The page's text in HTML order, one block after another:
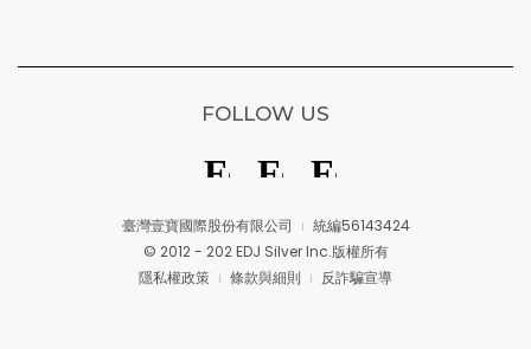
臺灣壹寶國際股份有限公司
統編56143424
© 2012 - 202 EDJ Silver Inc.版權所有
隱私權政策
條款與細則 反詐騙宣導
FOLLOW US